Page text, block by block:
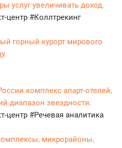
услуг увеличивать доход.
центр #Коллтрекинг
горный курорт мирового
комплекс апарт-отелей,
диапазон звездности.
центр #Речевая аналитика
микрорайоны,